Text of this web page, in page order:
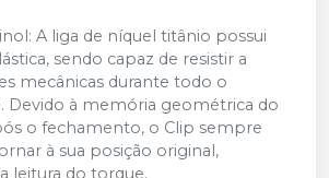
A liga de níquel titânio possui
sendo capaz de resistir a
mecânicas durante todo o
Devido à memória geométrica do
o fechamento, o Clip sempre
à sua posição original,
leitura do torque.